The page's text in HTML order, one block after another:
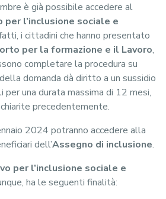
è già possibile accedere al
l’inclusione sociale e
i cittadini che hanno presentato
per la formazione e il Lavoro,
completare la procedura su
domanda dà diritto a un sussidio
per una durata massima di 12 mesi,
precedentemente.
2024 potranno accedere alla
dell’Assegno di inclusione.
per l’inclusione sociale e
ha le seguenti finalità: